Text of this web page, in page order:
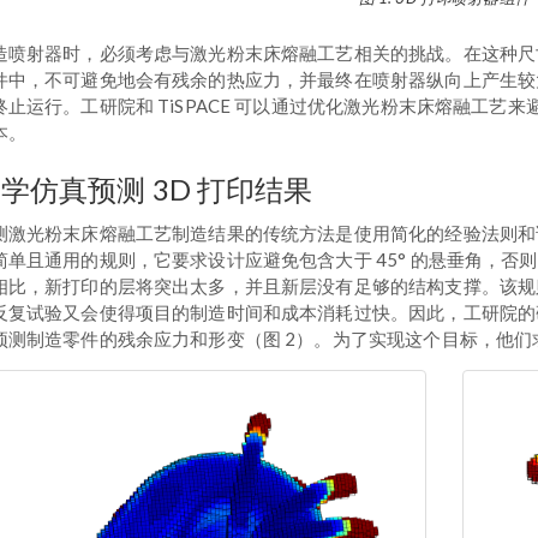
喷射器时，必须考虑与激光粉末床熔融工艺相关的挑战。在这种
中，不可避免地会有残余的热应力，并最终在喷射器纵向上产生
止运行。工研院和 TiSPACE 可以通过优化激光粉末床熔融工艺
仿真预测 3D 打印结果
激光粉末床熔融工艺制造结果的传统方法是使用简化的经验法则
单且通用的规则，它要求设计应避免包含大于 45° 的悬垂角，否
比，新打印的层将突出太多，并且新层没有足够的结构支撑。该
复试验又会使得项目的制造时间和成本消耗过快。因此，工研院
测制造零件的残余应力和形变（图 2）。为了实现这个目标，他